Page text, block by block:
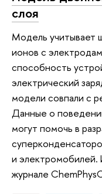
слоя
Модель учитывает
ионов с
способность
электрический
модели совпали с
Данные о
могут помочь в
и электромобилей.
журнале